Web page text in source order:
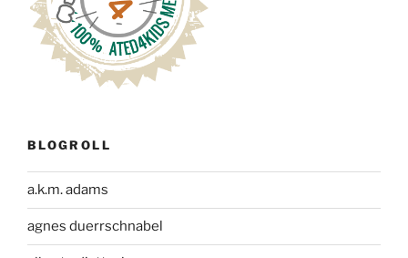
BLOGROLL
a.k.m. adams
agnes duerrschnabel